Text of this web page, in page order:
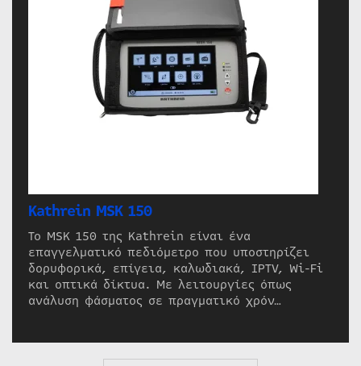
Kathrein MSK 150
Το MSK 150 της Kathrein είναι ένα
επαγγελματικό πεδιόμετρο που υποστηρίζει
δορυφορικά, επίγεια, καλωδιακά, IPTV, Wi-Fi
και οπτικά δίκτυα. Με λειτουργίες όπως
ανάλυση φάσματος σε πραγματικό χρόν…